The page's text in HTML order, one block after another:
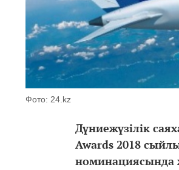
Фото: 24.kz
Дүниежүзілік
Awards 2018
номинациясында